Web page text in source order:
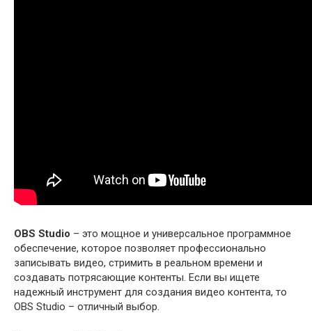
OBS Studio – это мощное и универсальное программное
обеспечение, которое позволяет профессионально
записывать видео, стримить в реальном времени и
создавать потрясающие контенты. Если вы ищете
надежный инструмент для создания видео контента, то
OBS Studio – отличный выбор.